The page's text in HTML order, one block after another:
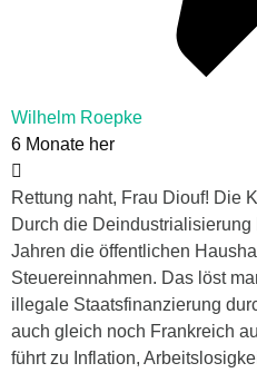
Wilhelm Roepke
6 Monate her
Rettung naht, Frau Diouf! Die
Durch die
Jahren die öffentlichen
Steuereinnahmen. Das löst
illegale Staatsfinanzierung
auch gleich noch Frankreich
führt zu Inflation,